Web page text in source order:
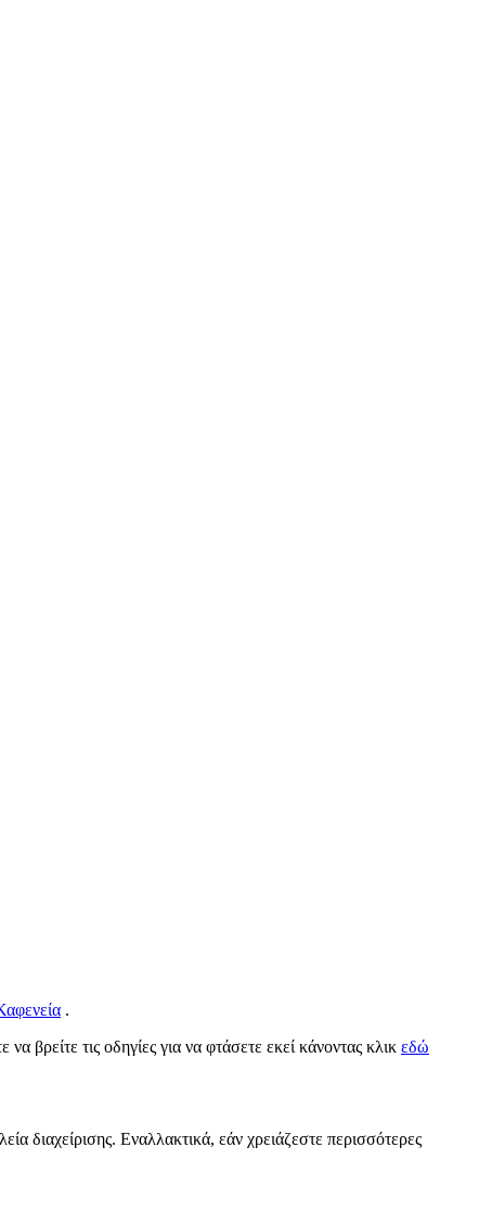
.
να βρείτε τις οδηγίες για να φτάσετε εκεί κάνοντας κλικ εδώ
διαχείρισης. Εναλλακτικά, εάν χρειάζεστε περισσότερες